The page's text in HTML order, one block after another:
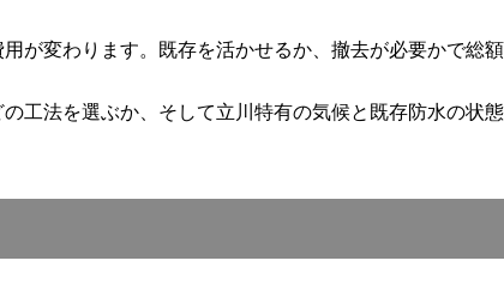
が変わります。既存を活かせるか、撤去が必要かで総額
工法を選ぶか、そして立川特有の気候と既存防水の状態